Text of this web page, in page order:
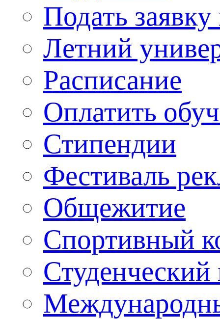
Подать
Летний
Расписание
Оплатить
Стипендии
Фестиваль
Общежитие
Спортивный
Студенческий